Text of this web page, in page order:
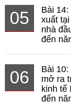
05
Bài
xuất
nhà
đến
06
Bài
mở ra
kinh tế
đến